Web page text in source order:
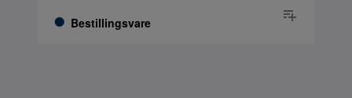
Bestillingsvare